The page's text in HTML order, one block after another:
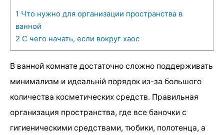
1 Что нужно для организации пространства в
ванной
2 С чего начать, если вокруг хаос
В ванной комнате достаточно сложно поддерживать
минимализм и идеальній порядок из-за большого
количества косметических средств. Правильная
организация пространства, где все баночки с
гигиеническими средствами, тюбики, полотенца, а